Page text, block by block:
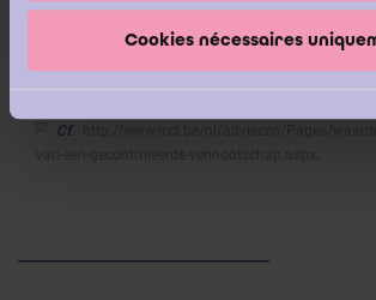
Cookies nécessaires
Voir également IRE,Vademecum Tome 1 :
Standaard, 2009, p.359.
Cf.
.